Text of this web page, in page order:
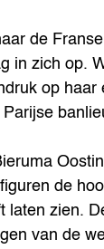
de
in zich op.
op
de
zien.
van de